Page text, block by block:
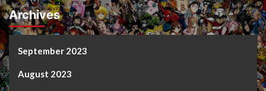
Archives
September 2023
August 2023